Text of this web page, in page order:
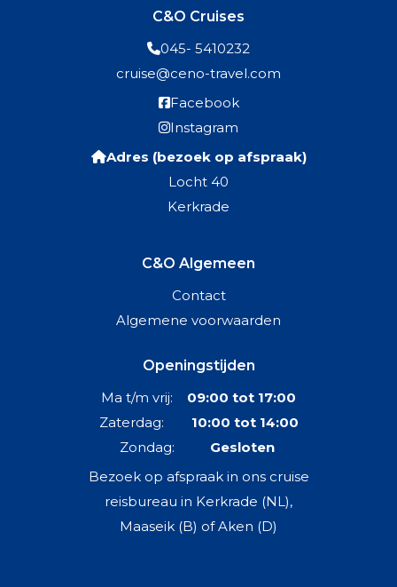
C&O Cruises
045- 5410232
cruise@ceno-travel.com
Facebook
Instagram
Adres (bezoek op afspraak)
Locht 40
Kerkrade
C&O Algemeen
Contact
Algemene voorwaarden
Openingstijden
Ma t/m vrij: 09:00 tot 17:00
Zaterdag: 10:00 tot 14:00
Zondag: Gesloten
Bezoek op afspraak in ons cruise
reisbureau in Kerkrade (NL),
Maaseik (B) of Aken (D)